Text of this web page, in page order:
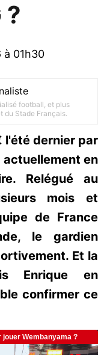
?
à 01h30
football, et plus
du Stade Français.
l'été dernier par
actuellement en
Relégué au
mois et
de France
le gardien
Et la
Enrique en
confirmer ce